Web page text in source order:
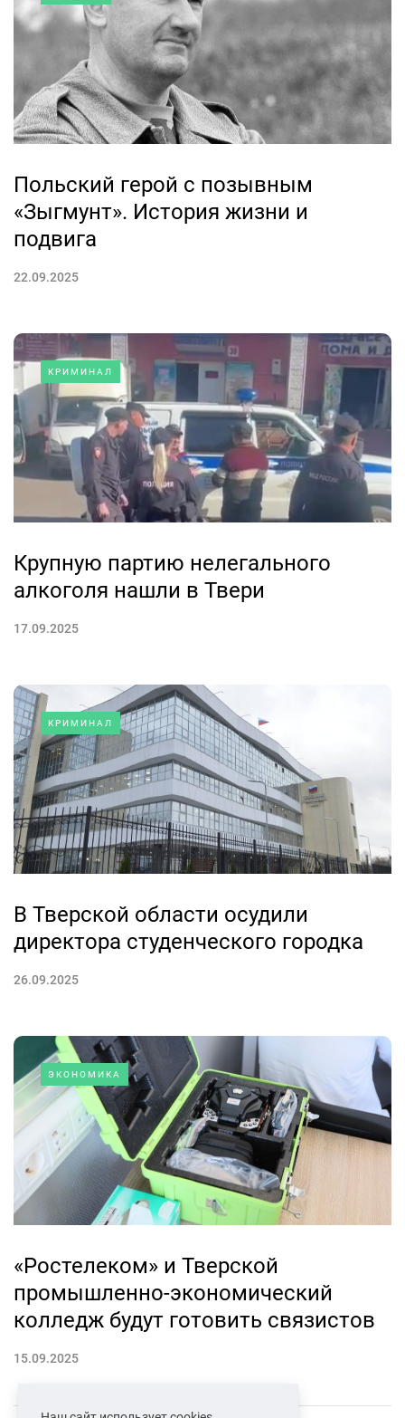
Польский герой с позывным
«Зыгмунт». История жизни и
подвига
22.09.2025
КРИМИНАЛ
Крупную партию нелегального
алкоголя нашли в Твери
17.09.2025
КРИМИНАЛ
В Тверской области осудили
директора студенческого городка
26.09.2025
ЭКОНОМИКА
«Ростелеком» и Тверской
промышленно-экономический
колледж будут готовить связистов
15.09.2025